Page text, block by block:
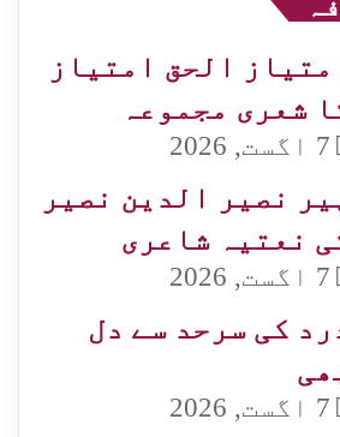
الحق امتیاز
شعری مجموعہ
7 اگست, 2026
نصیر الدین نصیر
نعتیہ شاعری
7 اگست, 2026
کی سرحد سے دل
7 اگست, 2026